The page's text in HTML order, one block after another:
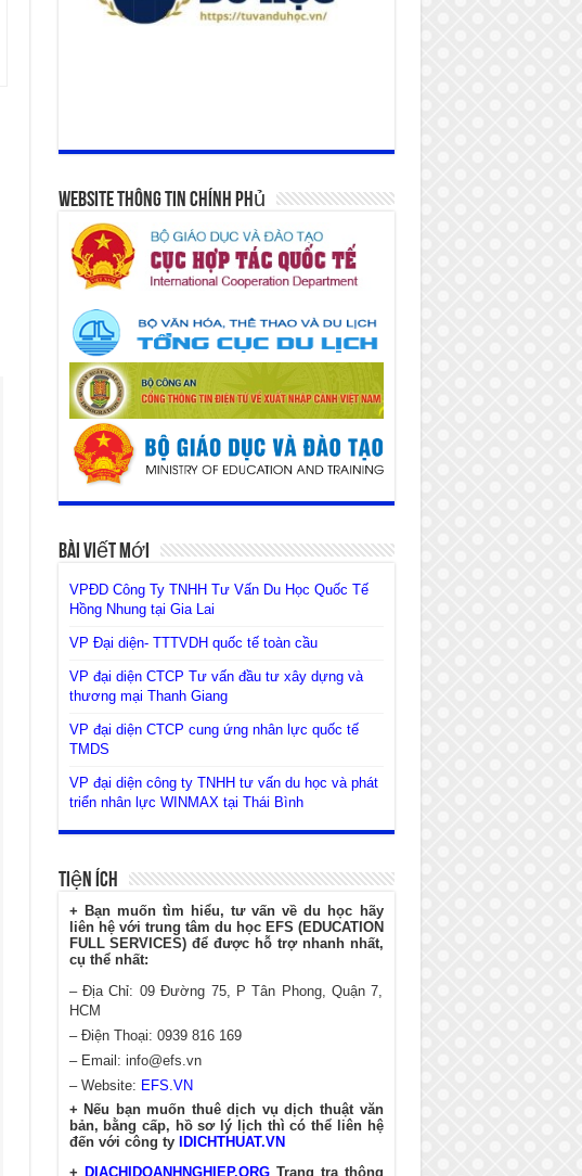
Website Thông Tin Chính Phủ
Bài Viết Mới
VPĐD Công Ty TNHH Tư Vấn Du Học Quốc Tế
Hồng Nhung tại Gia Lai
VP Đại diện- TTTVDH quốc tế toàn cầu
VP đại diện CTCP Tư vấn đầu tư xây dựng và
thương mại Thanh Giang
VP đại diện CTCP cung ứng nhân lực quốc tế
TMDS
VP đại diện công ty TNHH tư vấn du học và phát
triển nhân lực WINMAX tại Thái Bình
Tiện Ích
+ Bạn muốn tìm hiểu, tư vấn về du học hãy
liên hệ với trung tâm du học EFS (EDUCATION
FULL SERVICES) để được hỗ trợ nhanh nhất,
cụ thể nhất:
– Địa Chỉ: 09 Đường 75, P Tân Phong, Quận 7,
HCM
– Điện Thoại: 0939 816 169
– Email: info@efs.vn
– Website: EFS.VN
+ Nếu bạn muốn thuê dịch vụ dịch thuật văn
bản, bằng cấp, hồ sơ lý lịch thì có thể liên hệ
đến với công ty
IDICHTHUAT.VN
+ DIACHIDOANHNGHIEP.ORGTrang tra thông